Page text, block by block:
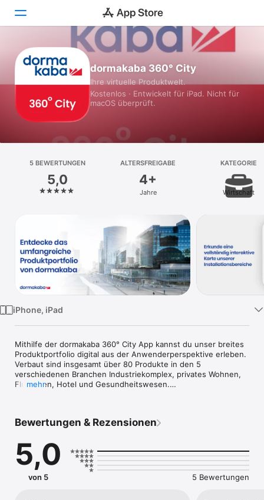
Heute
Spiele
Apps
Plattform
iPhone
Vision
Watch
TV
dormakaba 360° City
Ihre virtuelle Produktwelt.
Kostenlos · Entwickelt für iPad. Nicht für
macOS überprüft.
5 BEWERTUNGEN
5,0
ALTERSFREIGABE
4+
Jahre
KATEGORIE
Wirtschaft
iPhone, iPad
Mithilfe der dormakaba 360° City App kannst du unser breites
Produktportfolio digital aus der Anwenderperspektive erleben.
Verbaut sind insgesamt über 80 Produkte in den 5
verschiedenen Branchen Industriekomplex, privates Wohnen,
Flughafen, Hotel und Gesundheitswesen.
je nach Belieben zwischen 14 Spracheinstellungen wechseln,
Detailinformationen zu Produkten haben willst, wechsle
einfach jederzeit von der dormakaba 360° City App in den
Product-Browser – und wieder  zurück.
mehr
Bewertungen & Rezensionen
5,0
von 5 5 Bewertungen